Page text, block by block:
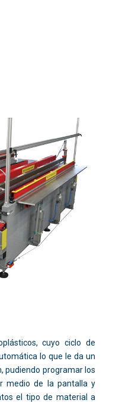
cuyo ciclo de
lo que le da un
pudiendo programar los
medio de la pantalla y
el tipo de material a